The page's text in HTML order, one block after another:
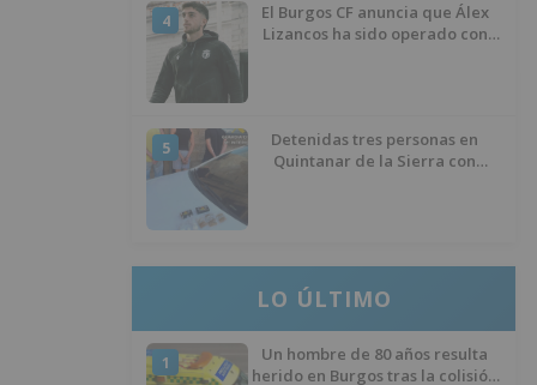
4
El Burgos CF anuncia que Álex
Lizancos ha sido operado con
5
Detenidas tres personas en
Quintanar de la Sierra con
LO ÚLTIMO
1
Un hombre de 80 años resulta
herido en Burgos tras la colisión